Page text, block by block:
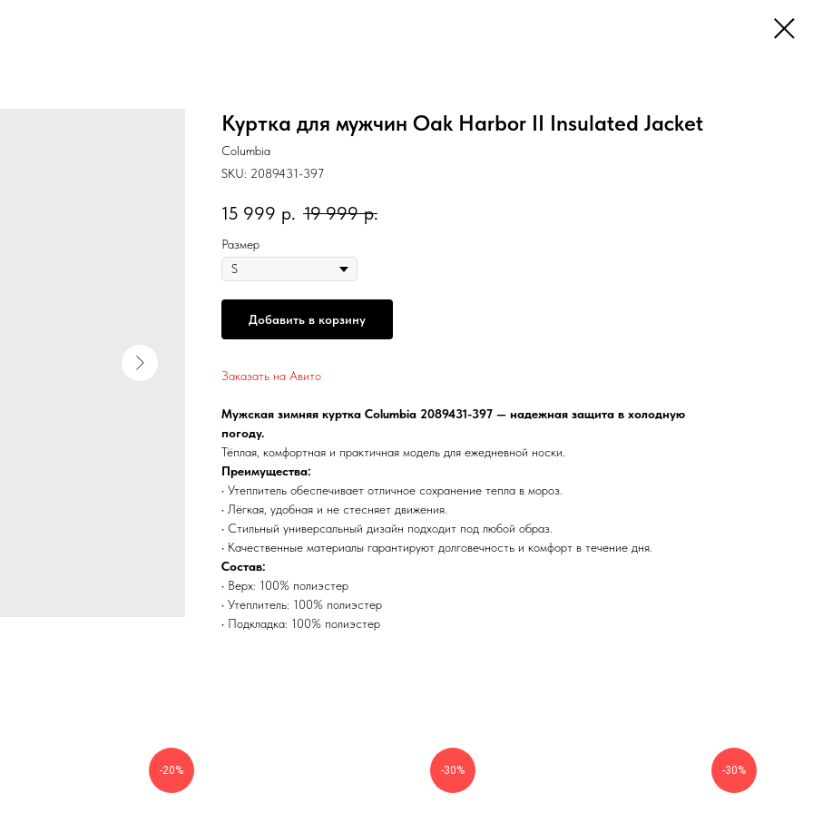
Куртка для мужчин Oak Harbor II Insulated Jacket
Columbia
SKU: 2089431-397
15 999 р. 19 999 р.
Размер
Добавить в корзину
Заказать на Авито
Мужская зимняя куртка Columbia 2089431-397 — надежная защита в холодную
погоду.
Тёплая, комфортная и практичная модель для ежедневной носки.
Преимущества:
• Утеплитель обеспечивает отличное сохранение тепла в мороз.
• Лёгкая, удобная и не стесняет движения.
• Стильный универсальный дизайн подходит под любой образ.
• Качественные материалы гарантируют долговечность и комфорт в течение дня.
Состав:
• Верх: 100% полиэстер
• Утеплитель: 100% полиэстер
• Подкладка: 100% полиэстер
-20% -30% -30%